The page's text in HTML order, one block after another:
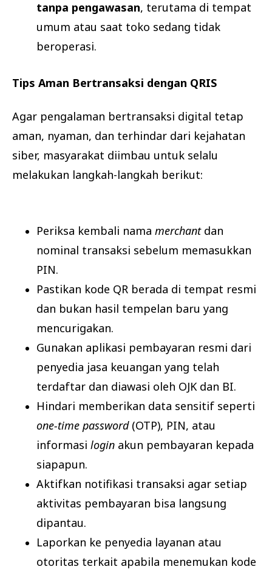
tanpa pengawasan, terutama di tempat
umum atau saat toko sedang tidak
beroperasi.
Tips Aman Bertransaksi dengan QRIS
Agar pengalaman bertransaksi digital tetap
aman, nyaman, dan terhindar dari kejahatan
siber, masyarakat diimbau untuk selalu
melakukan langkah-langkah berikut:
Periksa kembali nama merchantdan
nominal transaksi sebelum memasukkan
PIN.
Pastikan kode QR berada di tempat resmi
dan bukan hasil tempelan baru yang
mencurigakan.
Gunakan aplikasi pembayaran resmi dari
penyedia jasa keuangan yang telah
terdaftar dan diawasi oleh OJK dan BI.
Hindari memberikan data sensitif seperti
one-time password(OTP), PIN, atau
informasi login akun pembayaran kepada
siapapun.
Aktifkan notifikasi transaksi agar setiap
aktivitas pembayaran bisa langsung
dipantau.
Laporkan ke penyedia layanan atau
otoritas terkait apabila menemukan kode